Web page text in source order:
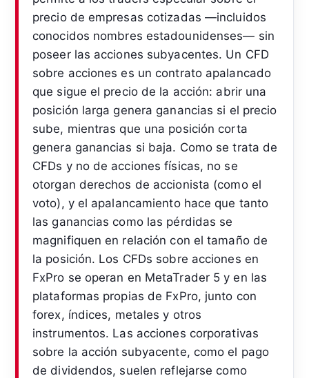
precio de empresas cotizadas —incluidos
conocidos nombres estadounidenses— sin
poseer las acciones subyacentes. Un CFD
sobre acciones es un contrato apalancado
que sigue el precio de la acción: abrir una
posición larga genera ganancias si el precio
sube, mientras que una posición corta
genera ganancias si baja. Como se trata de
CFDs y no de acciones físicas, no se
otorgan derechos de accionista (como el
voto), y el apalancamiento hace que tanto
las ganancias como las pérdidas se
magnifiquen en relación con el tamaño de
la posición. Los CFDs sobre acciones en
FxPro se operan en MetaTrader 5 y en las
plataformas propias de FxPro, junto con
forex, índices, metales y otros
instrumentos. Las acciones corporativas
sobre la acción subyacente, como el pago
de dividendos, suelen reflejarse como